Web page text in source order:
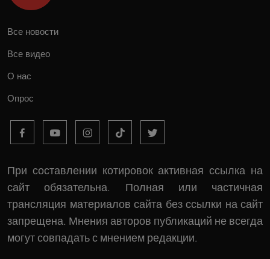
Все новости
Все видео
О нас
Опрос
При составлении котировок активная ссылка на
сайт обязательна. Полная или частичная
трансляция материалов сайта без ссылки на сайт
запрещена. Мнения авторов публикаций не всегда
могут совпадать с мнением редакции.